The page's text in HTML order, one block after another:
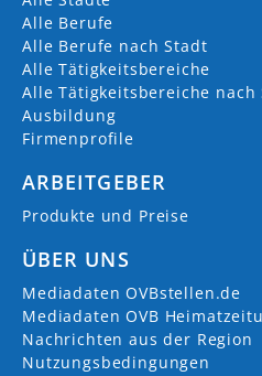
Alle Berufe
Alle Berufe nach Stadt
Alle Tätigkeitsbereiche
Alle Tätigkeitsbereiche nach
Ausbildung
Firmenprofile
ARBEITGEBER
Produkte und Preise
ÜBER UNS
Mediadaten OVBstellen.de
Mediadaten OVB
Nachrichten aus der Region
Nutzungsbedingungen